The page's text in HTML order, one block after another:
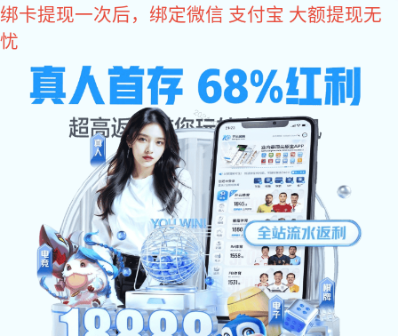
xk星空体育
xk星空体育 -全网推
xk星空体育:一套能在互联网上跑业务的系统
xk星空体育> 网站建设>营销型网站建设
营销型网站建设 企业网站建设 海外谷歌推广